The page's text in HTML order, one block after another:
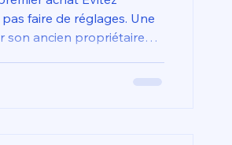
faire de réglages. Une
son ancien propriétaire
depuis son